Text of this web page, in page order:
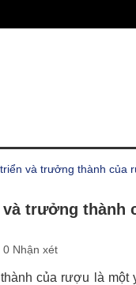
và trưởng thành của
trưởng thành
0 Nhận xét
của rượu là một